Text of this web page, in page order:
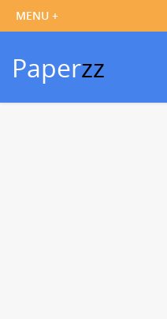
Paperzz